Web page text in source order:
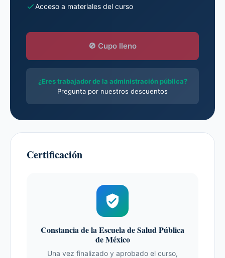
Acceso a materiales del curso
🚫 Cupo lleno
¿Eres trabajador de la administración pública?
Pregunta por nuestros descuentos
Certificación
Constancia de la Escuela de Salud Pública
de México
Una vez finalizado y aprobado el curso,